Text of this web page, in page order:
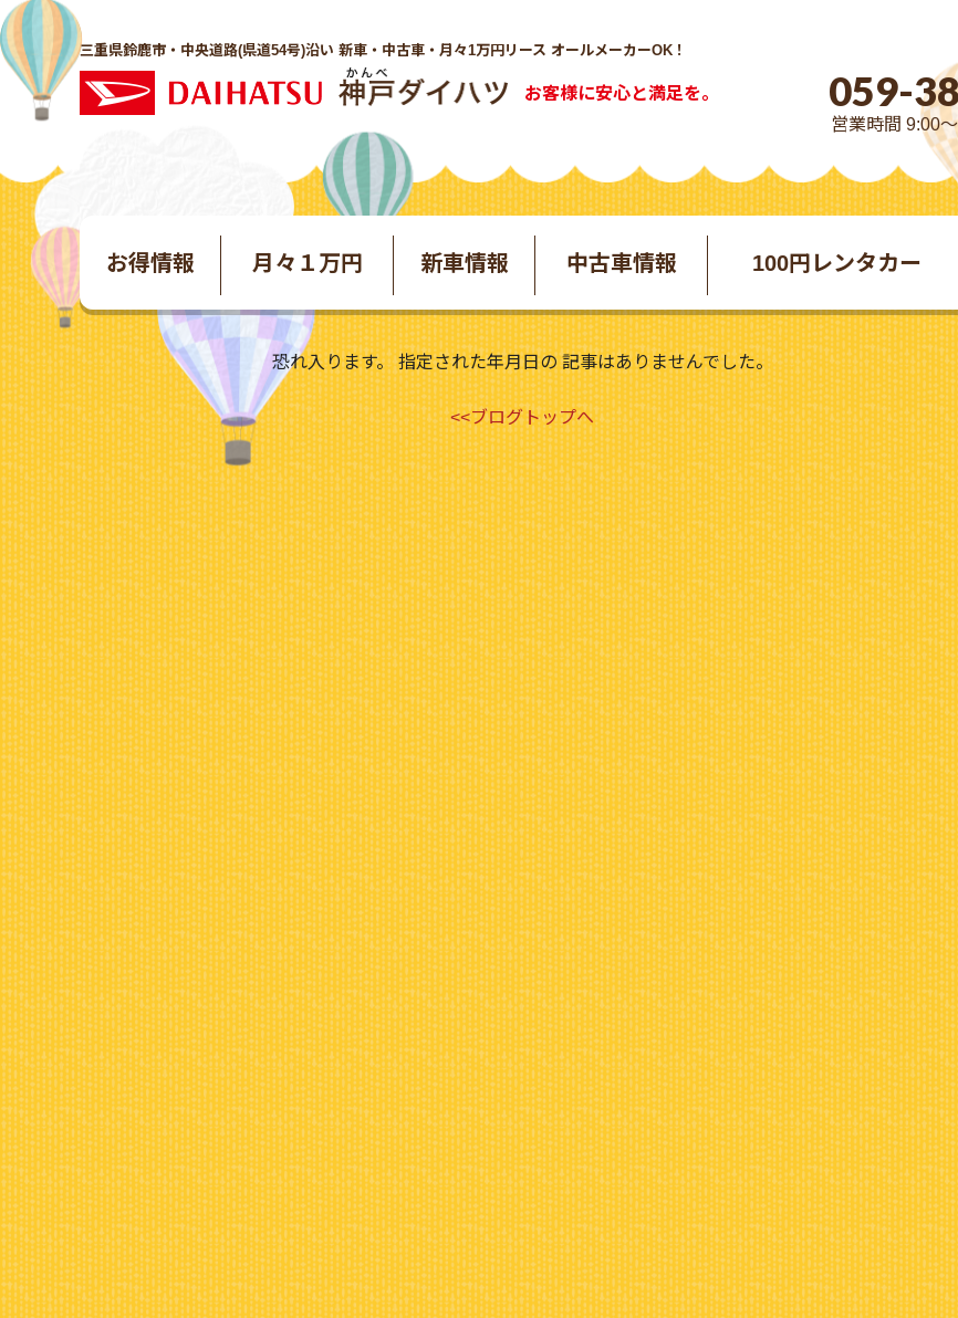
三重県鈴鹿市・中央道路(県道54号)沿い 新車・中古車・月々1万円リース オールメーカーOK！
お客様に安心と満足を。 059-
営業時間 9:00
お得情報 月々１万円 新車情報 中古車情報 100円レンタカー
恐れ入ります。 指定された年月日の 記事はありませんでした。
<<ブログトップへ